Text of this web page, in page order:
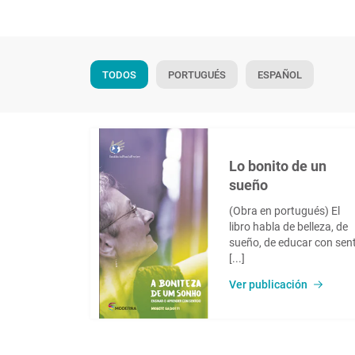
TODOS PORTUGUÉS ESPAÑOL
Lo bonito de un
sueño
(Obra en portugués) El
libro habla de belleza, de
sueño, de educar con
[...]
Ver publicación